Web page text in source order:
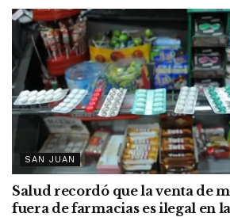
SAN JUAN
Salud recordó que la venta de
fuera de farmacias es ilegal en